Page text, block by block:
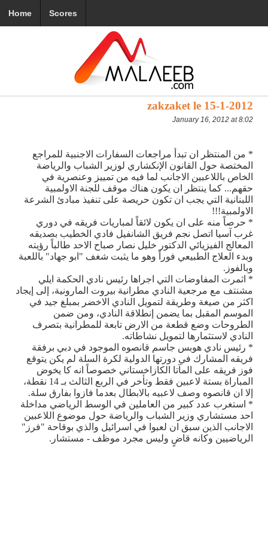
Home Scores
zakzaket le 15-1-2012
January 16, 2012 at 8:02
* من المنتظر ان تبدأ مراجعات السفارات الاجنبية للمراجع
المختصة حول القانون الإنكشاري لوزير الشباب والرياضة
الخاص باللاعبين الاجانب لما فيه من تمييز وعنصرية في
حقهم... كما ينتظر ان يكون هناك موقف للجنة الاولمبية
اللبنانية التي يجب ان تكون حريصة على تنفيذ مبادئ الشرعة
الاولمبية!!!
* حرصاً منه على ان يكون لائقاً لمباريات فريقه في دوري
غرب آسيا اتصل نجم فريق الشانفيل فادي الخطيب بصديقه
المعالج الفيزيائي الدكتور خليل نصار صباح الاحد طالباً رؤيته
وبدء العلاج الطبيعي فوراً وهو ما يثبت شغف "ابو جهاد" باللعبة
وبالفوز.
* اثمرت المفاوضات التي اجراها رئيس نادي الحكمة ايلي
مشنتف مع مرجعية النادي مطرانية بيروت المارونية، إلى إيجاد
اكثر من صيغة وطريقة لتمويل النادي الاخضر بمبلغ جيد في
الموسم المقبل بما يضمن إنطلاقة النادي، ومن ضمن
الطروحات وضع قطعة من الارض تابعة للمطرانية بتصرف
النادي لاستثمارها لتمويل نشاطاته.
* رئيس نادي هوبس جاسم قانصوه الموجود في دبي برفقة
فريقه المشارك في دورتها الدولية لكرة السلة لم يكن يتوقع
فوز فريقه على المآتا الكازاخستاني خصوصاً انه كا يخوض
المباراة بستة لاعبين فقط وتأخر في الربع الثالث بـ 14 نقطة،
إلا ان قانصوه وصف لاعبيه بالابطال بعدما فازوا بفارق سلة.
* استغرب عدد كبير من العاملين في الوسط الرياضي مداخلة
احد مستشاري وزير الشباب والرياضة حول موضوع اللاعبين
الاجانب الذين سبق ان لعبوا في اسرائيل والذي بوقاحة "فرز"
الرياضيين وكانه قاضٍ وليس مجرد موظف - مستشار.